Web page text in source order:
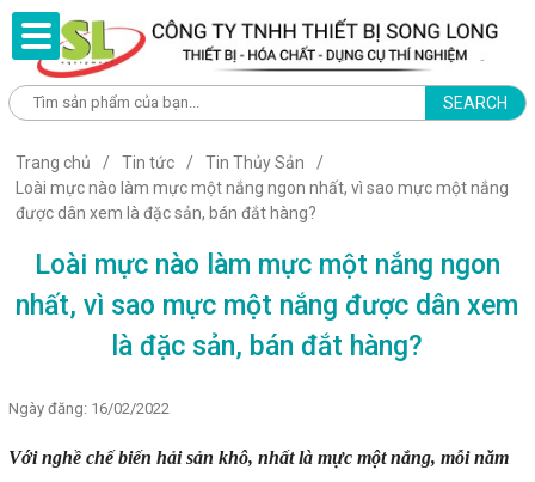
SEARCH
Trang chủ Tin tức
Tin Thủy Sản
Loài mực nào làm mực một nắng ngon nhất, vì sao mực một nắng
được dân xem là đặc sản, bán đắt hàng?
Loài mực nào làm mực một nắng ngon
nhất, vì sao mực một nắng được dân xem
là đặc sản, bán đắt hàng?
Ngày đăng: 16/02/2022
Với nghề chế biến hải sản khô, nhất là mực một nắng, mỗi năm